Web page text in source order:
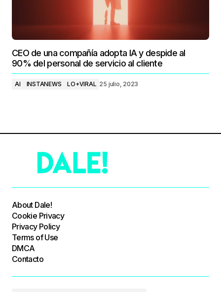
CEO de una compañía adopta IA y despide al
90% del personal de servicio al cliente
AI INSTANEWS LO+VIRAL 25 julio, 2023
About Dale!
Cookie Privacy
Privacy Policy
Terms of Use
DMCA
Contacto